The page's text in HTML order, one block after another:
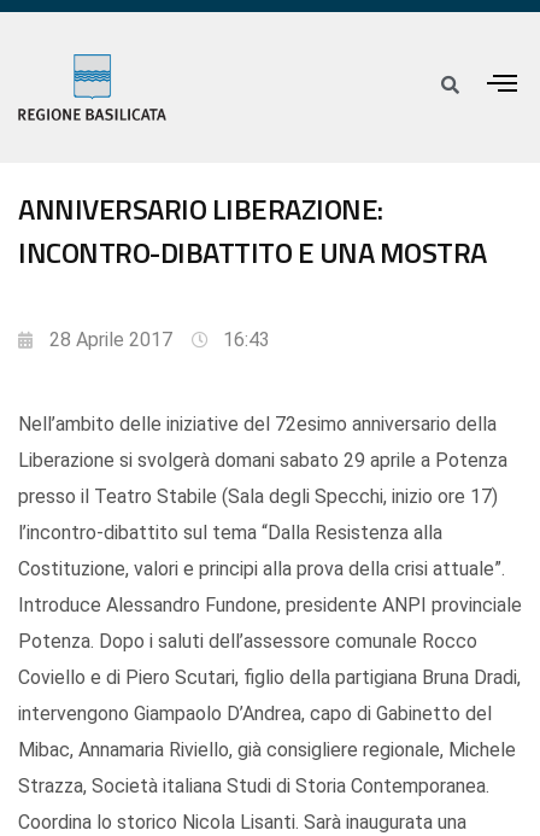
ANNIVERSARIO LIBERAZIONE:
INCONTRO-DIBATTITO E UNA MOSTRA
28 Aprile 2017 16:43
Nell’ambito delle iniziative del 72esimo anniversario della
Liberazione si svolgerà domani sabato 29 aprile a Potenza
presso il Teatro Stabile (Sala degli Specchi, inizio ore 17)
l’incontro-dibattito sul tema “Dalla Resistenza alla
Costituzione, valori e principi alla prova della crisi attuale”.
Introduce Alessandro Fundone, presidente ANPI provinciale
Potenza. Dopo i saluti dell’assessore comunale Rocco
Coviello e di Piero Scutari, figlio della partigiana Bruna Dradi,
intervengono Giampaolo D’Andrea, capo di Gabinetto del
Mibac, Annamaria Riviello, già consigliere regionale, Michele
Strazza, Società italiana Studi di Storia Contemporanea.
Coordina lo storico Nicola Lisanti. Sarà inaugurata una